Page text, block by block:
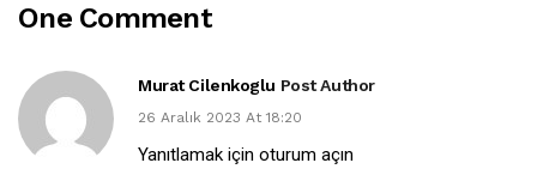
One Comment
Murat Cilenkoglu Post Author
26 Aralık 2023 At 18:20
Yanıtlamak için oturum açın